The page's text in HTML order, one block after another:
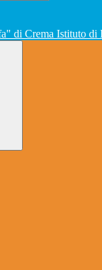
Istituto di